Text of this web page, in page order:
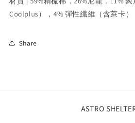
Coolplus），4% 彈性纖維（含萊卡）
Share
ASTRO